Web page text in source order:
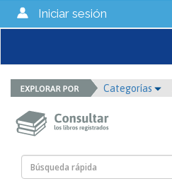
Iniciar sesión
Categorías